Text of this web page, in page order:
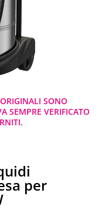
SONO
SEMPRE VERIFICATO
per